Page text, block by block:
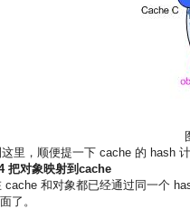
里，顺便提一下 cache 的 hash
把对象映射到cache
cache 和对象都已经通过同一个
了。